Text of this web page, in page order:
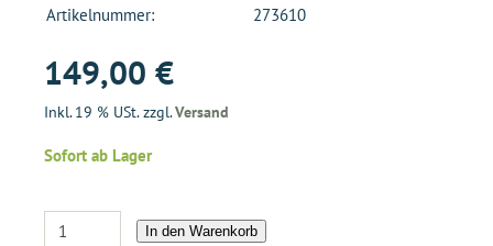
Artikelnummer: 273610
149,00 €
Inkl. 19 % USt. zzgl.Versand
Sofort ab Lager
In den Warenkorb